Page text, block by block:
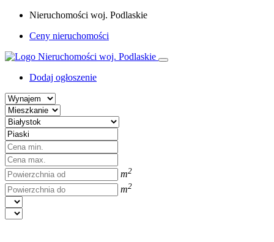
Nieruchomości woj. Podlaskie
Ceny nieruchomości
Dodaj ogłoszenie
m2
m2